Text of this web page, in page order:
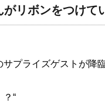
がリボンをつけて
プライズゲストが降臨
“